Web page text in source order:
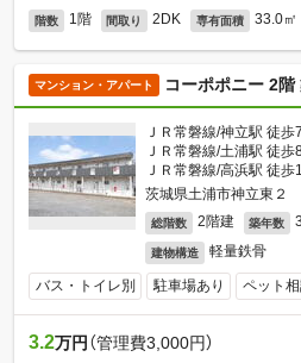
階数 1階 間取り 2DK 専有面積 33.0㎡
マンション・アパート コーポポニー 2
ＪＲ常磐線/神立駅 徒歩
ＪＲ常磐線/土浦駅 徒歩
ＪＲ常磐線/高浜駅 徒歩
茨城県土浦市神立東２
総階数 2階建 築年数
建物構造 軽量鉄骨
バス・トイレ別 駐車場あり ペット
3.2万円 （管理費3,000円）